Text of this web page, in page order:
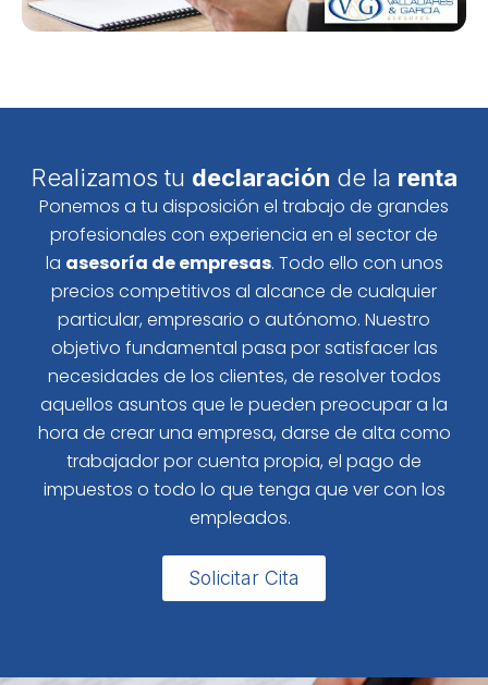
Realizamos tu declaración de la renta
Ponemos a tu disposición el trabajo de grandes
profesionales con experiencia en el sector de
la asesoría de empresas. Todo ello con unos
precios competitivos al alcance de cualquier
particular, empresario o autónomo. Nuestro
objetivo fundamental pasa por satisfacer las
necesidades de los clientes, de resolver todos
aquellos asuntos que le pueden preocupar a la
hora de crear una empresa, darse de alta como
trabajador por cuenta propia, el pago de
impuestos o todo lo que tenga que ver con los
empleados.
Solicitar Cita